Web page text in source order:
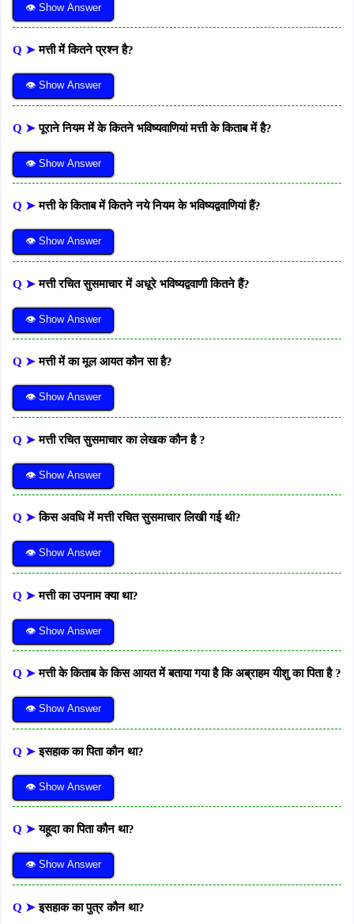
👁 Show Answer
Q ➤मत्ती में कितने प्रश्न है?
👁 Show Answer
Q ➤पूराने नियम में के कितने भविष्यवाणियां मत्ती के किताब में है?
👁 Show Answer
Q ➤मत्ती के किताब में कितने नये नियम के भविष्यद्ववाणियां हैं?
👁 Show Answer
Q ➤मत्ती रचित सुसमाचार में अधूरे भविष्यद्ववाणी कितने हैं?
👁 Show Answer
Q ➤मत्ती में का मूल आयत कौन सा है?
👁 Show Answer
Q ➤मत्ती रचित सुसमाचार का लेखक कौन है ?
👁 Show Answer
Q ➤किस अवधि में मत्ती रचित सुसमाचार लिखी गई थी?
👁 Show Answer
Q ➤मत्ती का उपनाम क्या था?
👁 Show Answer
Q ➤मत्ती के किताब के किस आयत में बताया गया है कि अब्राहम यीशु का पिता है ?
👁 Show Answer
Q ➤इसहाक का पिता कौन था?
👁 Show Answer
Q ➤यहूदा का पिता कौन था?
👁 Show Answer
Q ➤इसहाक का पुत्र कौन था?